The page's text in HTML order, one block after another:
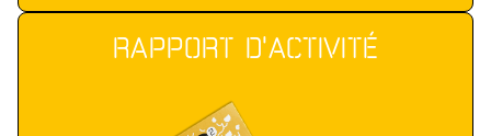
RAPPORT D'ACTIVITÉ